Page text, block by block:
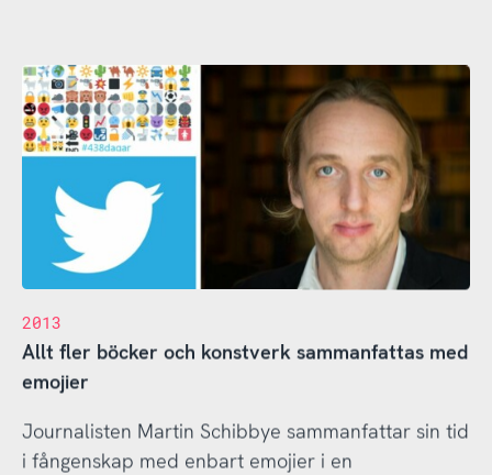
2013
Allt fler böcker och konstverk sammanfattas med
emojier
Journalisten Martin Schibbye sammanfattar sin tid
i fångenskap med enbart emojier i en